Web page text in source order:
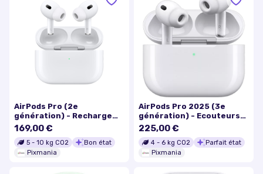
AirPods Pro (2e
génération) - Recharge
lightning, Magsafe et sans
fil, Blanc - Bon état
169,00 €
5 - 10 kg CO2
Bon état
Pixmania
AirPods Pro 2025 (3e
génération) - Ecouteurs
réduction de bruit, Blanc -
Excellent état
225,00 €
4 - 6 kg CO2
Parfait état
Pixmania